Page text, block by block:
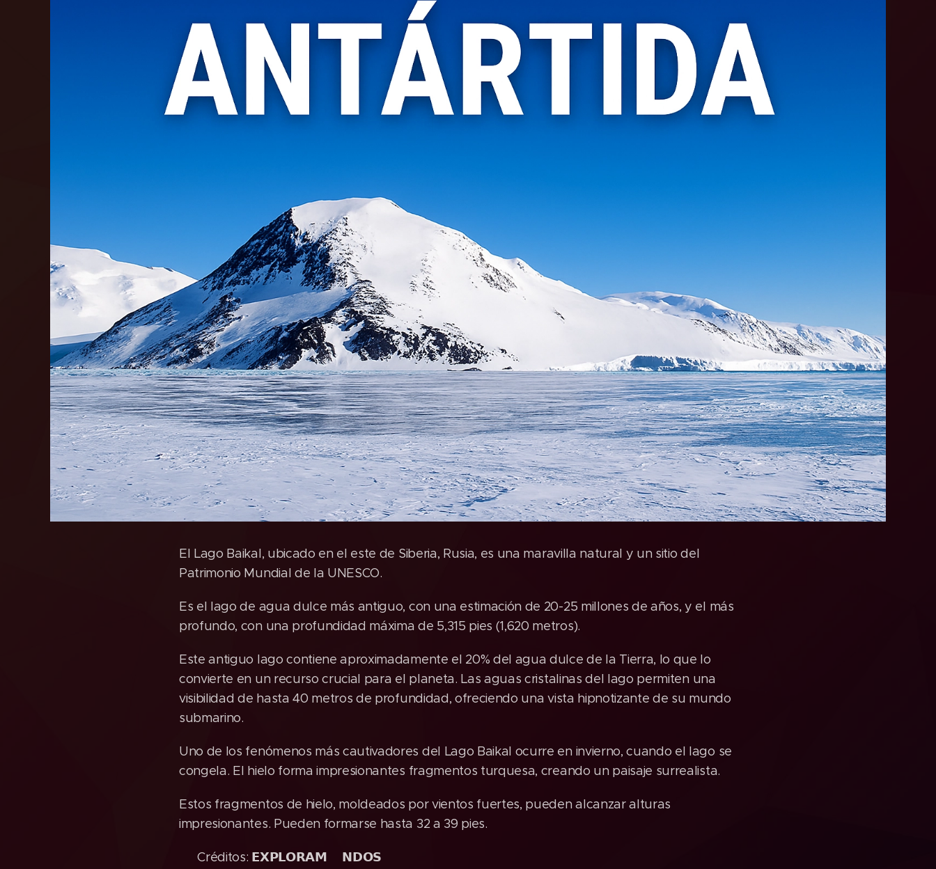
El Lago Baikal, ubicado en el este de Siberia, Rusia, es una maravilla natural y un sitio del
Patrimonio Mundial de la UNESCO.
Es el lago de agua dulce más antiguo, con una estimación de 20-25 millones de años, y el más
profundo, con una profundidad máxima de 5,315 pies (1,620 metros).
Este antiguo lago contiene aproximadamente el 20% del agua dulce de la Tierra, lo que lo
convierte en un recurso crucial para el planeta. Las aguas cristalinas del lago permiten una
visibilidad de hasta 40 metros de profundidad, ofreciendo una vista hipnotizante de su mundo
submarino.
Uno de los fenómenos más cautivadores del Lago Baikal ocurre en invierno, cuando el lago se
congela. El hielo forma impresionantes fragmentos turquesa, creando un paisaje surrealista.
Estos fragmentos de hielo, moldeados por vientos fuertes, pueden alcanzar alturas
impresionantes. Pueden formarse hasta 32 a 39 pies.
🔎 Créditos: 𝗘𝗫𝗣𝗟𝗢𝗥𝗔𝗠🇺​𝗡𝗗𝗢𝗦